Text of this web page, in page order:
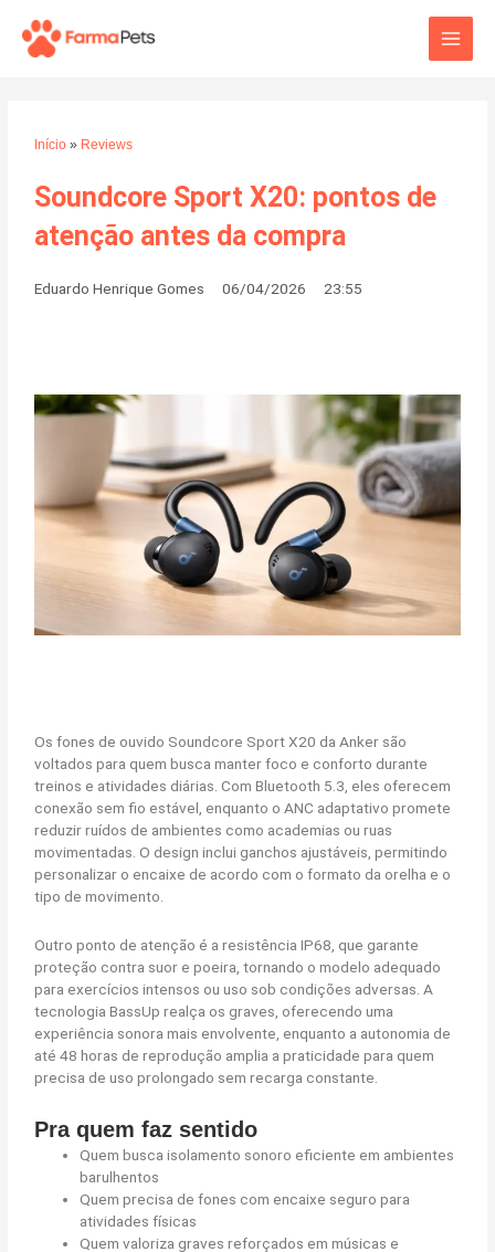
para
Main
Início » Reviews
Soundcore Sport X20: pontos de
atenção antes da compra
Eduardo Henrique Gomes 06/04/2026 23:55
Os fones de ouvido Soundcore Sport X20 da Anker são
voltados para quem busca manter foco e conforto durante
treinos e atividades diárias. Com Bluetooth 5.3, eles oferecem
conexão sem fio estável, enquanto o ANC adaptativo promete
reduzir ruídos de ambientes como academias ou ruas
movimentadas. O design inclui ganchos ajustáveis, permitindo
personalizar o encaixe de acordo com o formato da orelha e o
tipo de movimento.
Outro ponto de atenção é a resistência IP68, que garante
proteção contra suor e poeira, tornando o modelo adequado
para exercícios intensos ou uso sob condições adversas. A
tecnologia BassUp realça os graves, oferecendo uma
experiência sonora mais envolvente, enquanto a autonomia de
até 48 horas de reprodução amplia a praticidade para quem
precisa de uso prolongado sem recarga constante.
Pra quem faz sentido
Quem busca isolamento sonoro eficiente em ambientes
barulhentos
Quem precisa de fones com encaixe seguro para
atividades físicas
Quem valoriza graves reforçados em músicas e